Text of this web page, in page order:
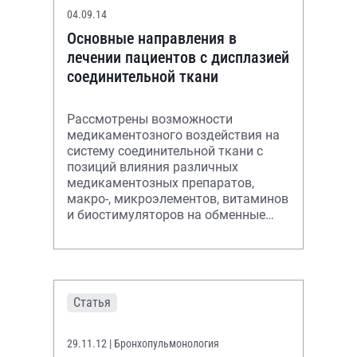
04.09.14
Основные направления в
лечении пациентов с дисплазией
соединительной ткани
Рассмотрены возможности
медикаментозного воздействия на
систему соединительной ткани с
позиций влияния различных
медикаментозных препаратов,
макро-, микроэлементов, витаминов
и биостимуляторов на обменные
целью укрепления
Статья
29.11.12 | Бронхопульмонология